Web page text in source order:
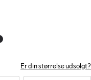
Er din størrelse udsolgt?